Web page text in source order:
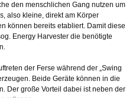
den menschlichen Gang nutzen um
also kleine, direkt am Körper
können bereits etabliert. Damit diese
Energy Harvester die benötigte
der Ferse während der „Swing
Beide Geräte können in die
Der große Vorteil dabei ist neben der